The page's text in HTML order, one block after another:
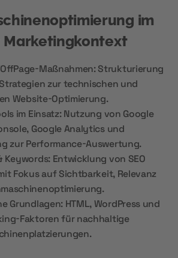
im
Maßnahmen: Strukturierung
zur technischen und
Website-Optimierung.
im Einsatz: Nutzung von Google
Google Analytics und
zur Performance-Auswertung.
Keywords: Entwicklung von SEO
Fokus auf Sichtbarkeit, Relevanz
Grundlagen: HTML, WordPress und
Faktoren für nachhaltige